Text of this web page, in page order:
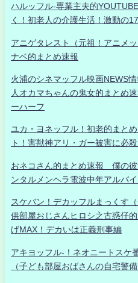
ハルッフル-専業主夫的
く！初老人の介護生活！激動の
アニゲタレスト（元祖！アニメ
ナベ的まとめ速報
火浦のシネマッフル映画NEWS
人オカマちゃんの鬼女的まとめ
ーハーフ
ユカ・ヨネッフル！初老的まと
ト！害獣神アリ・ガー被害に必
おネコさん的まとめ速報 僕の
ンタルメンヘラ電波中年アルバ
スケバン！デカッフルまっくす
供部屋おじさんヒロシ之古惑仔
げMAX！デカいは正義刑事編
アキヨッフル-！ネオニートスケ
（子ども部屋おばさんの自宅警